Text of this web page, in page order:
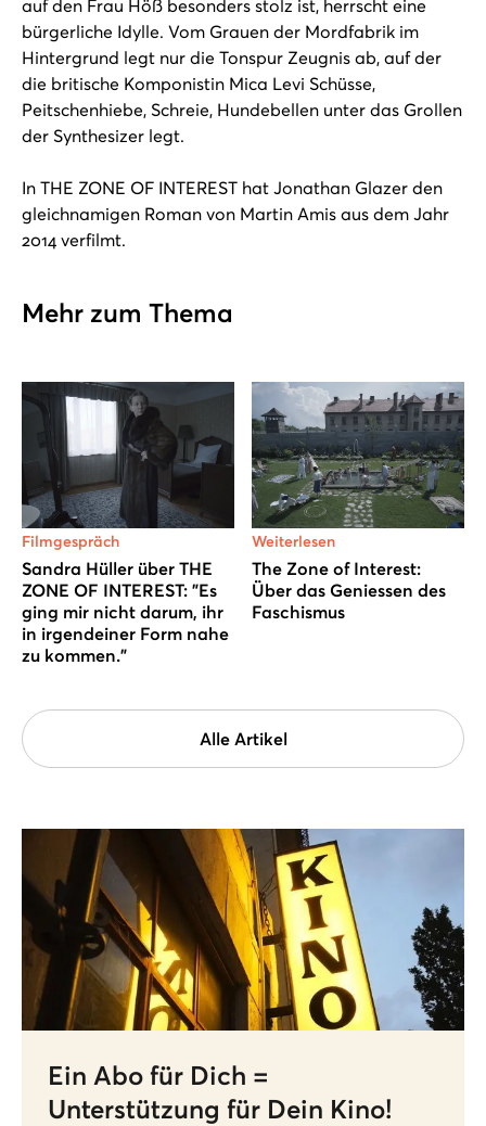
auf den Frau Höß besonders stolz ist, herrscht eine
bürgerliche Idylle. Vom Grauen der Mordfabrik im
Hintergrund legt nur die Tonspur Zeugnis ab, auf der
die britische Komponistin Mica Levi Schüsse,
Peitschenhiebe, Schreie, Hundebellen unter das Grollen
der Synthesizer legt.
In THE ZONE OF INTEREST hat Jonathan Glazer den
gleichnamigen Roman von Martin Amis aus dem Jahr
2014 verfilmt.
Mehr zum Thema
Filmgespräch
Sandra Hüller über THE
ZONE OF INTEREST: "Es
ging mir nicht darum, ihr
in irgendeiner Form nahe
zu kommen."
Weiterlesen
The Zone of Interest:
Über das Geniessen des
Faschismus
Alle Artikel
Ein Abo für Dich =
Unterstützung für Dein Kino!